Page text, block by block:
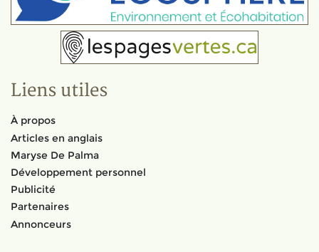
Liens utiles
À propos
Articles en anglais
Maryse De Palma
Développement personnel
Publicité
Partenaires
Annonceurs